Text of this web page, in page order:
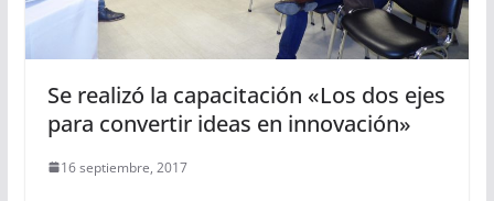
Se realizó la capacitación «Los dos ejes
para convertir ideas en innovación»
16 septiembre, 2017